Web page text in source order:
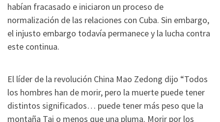
habían fracasado e iniciaron un proceso de
normalización de las relaciones con Cuba. Sin embargo,
el injusto embargo todavía permanece y la lucha contra
este continua.
El líder de la revolución China Mao Zedong dijo “Todos
los hombres han de morir, pero la muerte puede tener
distintos significados… puede tener más peso que la
montaña Tai o menos que una pluma. Morir por los